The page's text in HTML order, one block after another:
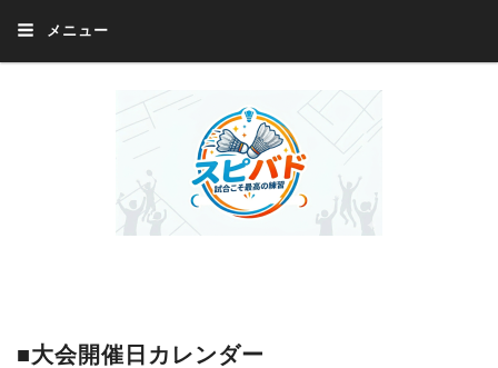
メニュー
■大会開催日カレンダー